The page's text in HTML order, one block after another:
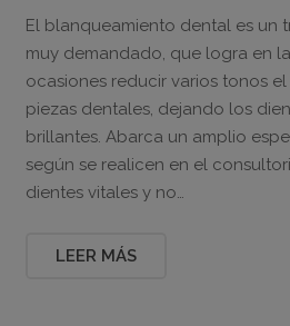
El blanqueamiento dental es un
muy demandado, que logra en
ocasiones reducir varios tonos
piezas dentales, dejando los
brillantes. Abarca un amplio
según se realicen en el
dientes vitales y no…
LEER MÁS